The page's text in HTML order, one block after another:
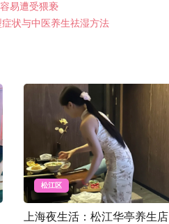
易遭受猥亵
状与中医养生祛湿方法
松江区
上海夜生活：松江华亭养生店